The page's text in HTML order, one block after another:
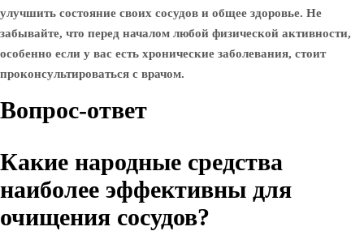
улучшить состояние своих сосудов и общее здоровье. Не
забывайте, что перед началом любой физической активности,
особенно если у вас есть хронические заболевания, стоит
проконсультироваться с врачом.
Вопрос-ответ
Какие народные средства
наиболее эффективны для
очищения сосудов?